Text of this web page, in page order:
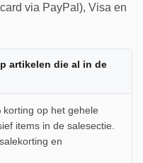
via PayPal), Visa en
artikelen die al in de
op het gehele
items in de salesectie.
en